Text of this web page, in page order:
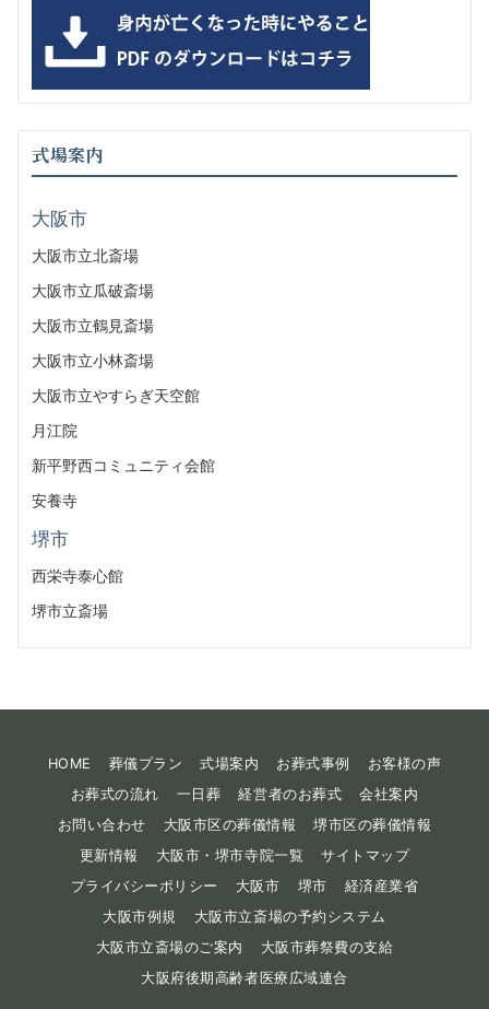
式場案内
大阪市
大阪市立北斎場
大阪市立瓜破斎場
大阪市立鶴見斎場
大阪市立小林斎場
大阪市立やすらぎ天空館
月江院
新平野西コミュニティ会館
安養寺
堺市
西栄寺泰心館
堺市立斎場
HOME 葬儀プラン 式場案内 お葬式事例
お客様の声
お葬式の流れ
一日葬 経営者のお葬式
会社案内
お問い合わせ
大阪市区の葬儀情報
堺市区の葬儀情報
更新情報
大阪市・堺市寺院一覧
サイトマップ
プライバシーポリシー
大阪市 堺市
経済産業省
大阪市例規
大阪市立斎場の予約システム
大阪市立斎場のご案内
大阪市葬祭費の支給
大阪府後期高齢者医療広域連合